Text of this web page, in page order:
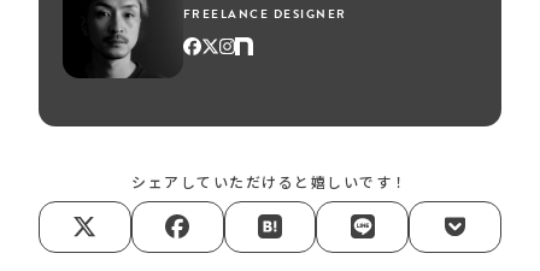
FREELANCE DESIGNER
シェアしていただけると嬉しいです！